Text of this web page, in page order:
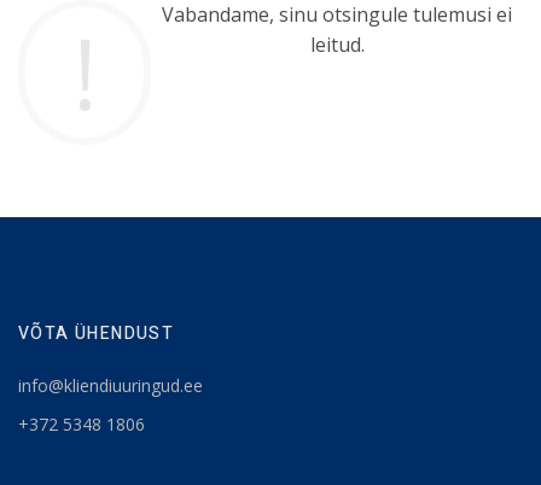
Vabandame, sinu otsingule tulemusi ei
leitud.
VÕTA ÜHENDUST
info@kliendiuuringud.ee
+372 5348 1806